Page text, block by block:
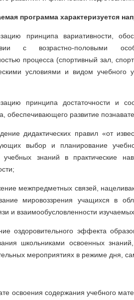
программа характеризуется
принципа вариативности,
с возрастно-половыми
процесса (спортивный зал,
условиями и видом учебного
принципа достаточности и
обеспечивающего развитие
дидактических правил «от
выбор и планирование
учебных знаний в практические
межпредметных связей,
мировоззрения учащихся в
и взаимообусловленности
оздоровительного эффекта
школьниками освоенных
мероприятиях в режиме дня,
освоения содержания учебного